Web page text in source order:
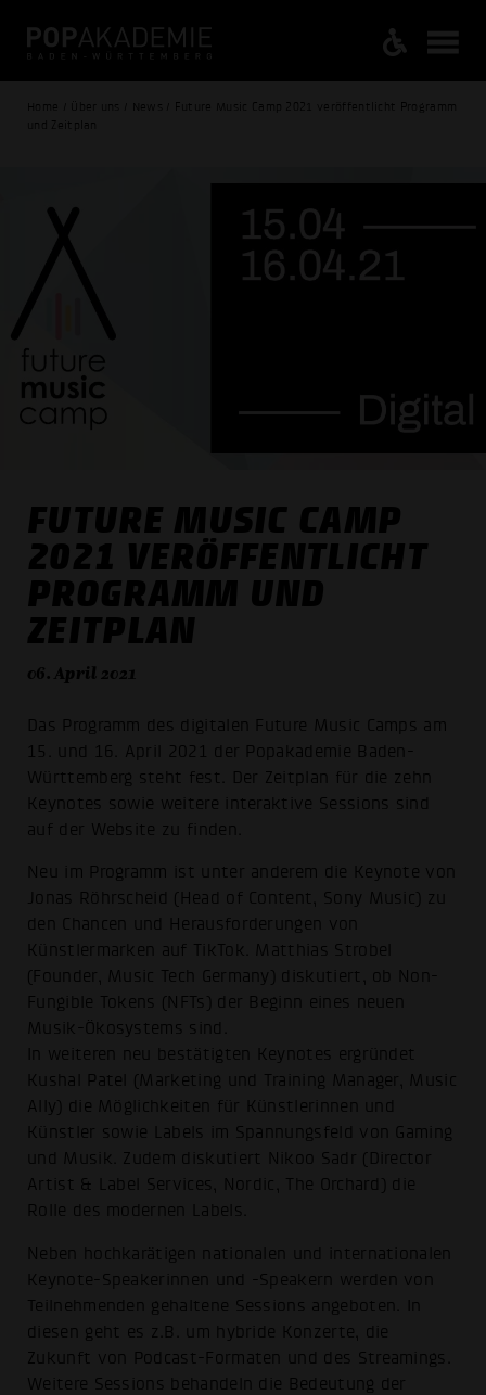
Home / Über uns / News / Future Music Camp 2021 veröffentlicht Programm
und Zeitplan
FUTURE MUSIC CAMP
2021 VERÖFFENTLICHT
PROGRAMM UND
ZEITPLAN
06. April 2021
Das Programm des digitalen Future Music Camps am
15. und 16. April 2021 der Popakademie Baden-
Württemberg steht fest. Der Zeitplan für die zehn
Keynotes sowie weitere interaktive Sessions sind
auf der Website zu finden.
Neu im Programm ist unter anderem die Keynote von
Jonas Röhrscheid (Head of Content, Sony Music) zu
den Chancen und Herausforderungen von
Künstlermarken auf TikTok. Matthias Strobel
(Founder, Music Tech Germany) diskutiert, ob Non-
Fungible Tokens (NFTs) der Beginn eines neuen
Musik-Ökosystems sind.
In weiteren neu bestätigten Keynotes ergründet
Kushal Patel (Marketing und Training Manager, Music
Ally) die Möglichkeiten für Künstlerinnen und
Künstler sowie Labels im Spannungsfeld von Gaming
und Musik. Zudem diskutiert Nikoo Sadr (Director
Artist & Label Services, Nordic, The Orchard) die
Rolle des modernen Labels.
Neben hochkarätigen nationalen und internationalen
Keynote-Speakerinnen und -Speakern werden von
Teilnehmenden gehaltene Sessions angeboten. In
diesen geht es z.B. um hybride Konzerte, die
Zukunft von Podcast-Formaten und des Streamings.
Weitere Sessions behandeln die Bedeutung der